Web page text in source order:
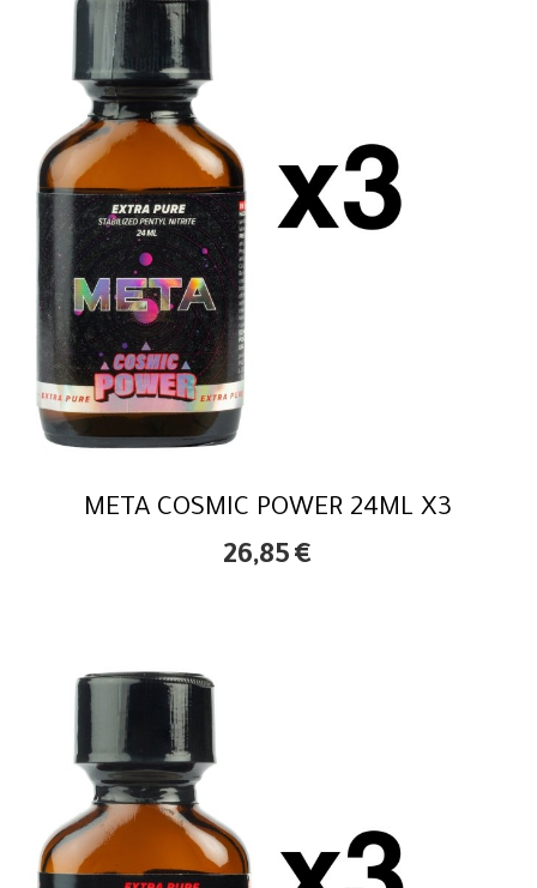
META COSMIC POWER 24ML X3
26,85 €